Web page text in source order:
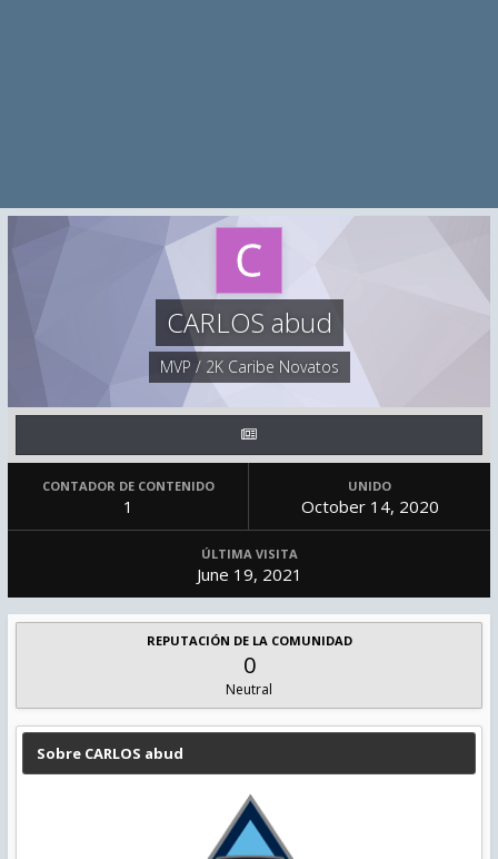
CARLOS abud
MVP / 2K Caribe Novatos
CONTADOR DE CONTENIDO
1
UNIDO
October 14, 2020
ÚLTIMA VISITA
June 19, 2021
REPUTACIÓN DE LA COMUNIDAD
0
Neutral
Sobre CARLOS abud